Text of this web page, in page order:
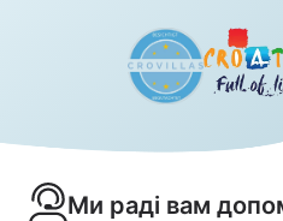
Ми раді вам